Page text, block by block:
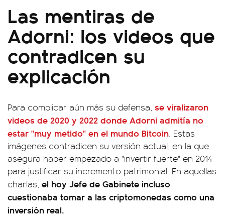
Las mentiras de
Adorni: los videos que
contradicen su
explicación
Para complicar aún más su defensa, se viralizaron
videos de 2020 y 2022 donde Adorni admitía no
estar "muy metido" en el mundo Bitcoin. Estas
imágenes contradicen su versión actual, en la que
asegura haber empezado a "invertir fuerte" en 2014
para justificar su incremento patrimonial. En aquellas
charlas, el hoy Jefe de Gabinete incluso
cuestionaba tomar a las criptomonedas como una
inversión real.